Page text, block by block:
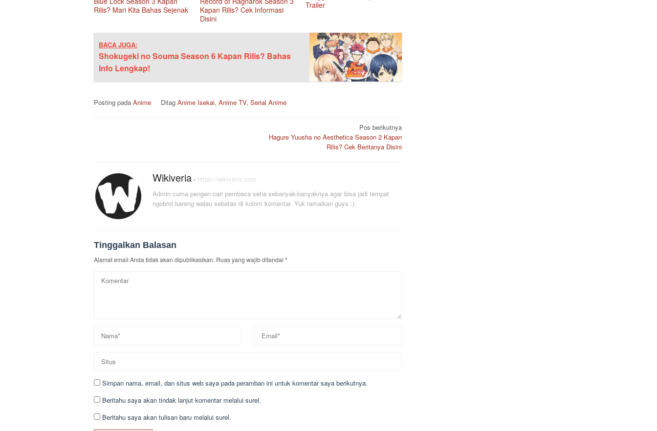
Rilis? Mari Kita Bahas Sejenak
Kapan Rilis? Cek Informasi
Disini
Trailer
BACA JUGA:
Shokugeki no Souma Season 6 Kapan Rilis? Bahas
Info Lengkap!
Posting pada Anime Ditag Anime Isekai, Anime TV, Serial Anime
Pos berikutnya
Hagure Yuusha no Aesthetica Season 2 Kapan
Rilis? Cek Beritanya Disini
Wikiveria - https://wikiveria.com
Admin cuma pengen cari pembaca setia sebanyak-banyaknya agar bisa jadi tempat
ngobrol bareng walau sebatas di kolom komentar. Yuk ramaikan guys :)
Tinggalkan Balasan
Alamat email Anda tidak akan dipublikasikan. Ruas yang wajib ditandai *
Simpan nama, email, dan situs web saya pada peramban ini untuk komentar saya berikutnya.
Beritahu saya akan tindak lanjut komentar melalui surel.
Beritahu saya akan tulisan baru melalui surel.